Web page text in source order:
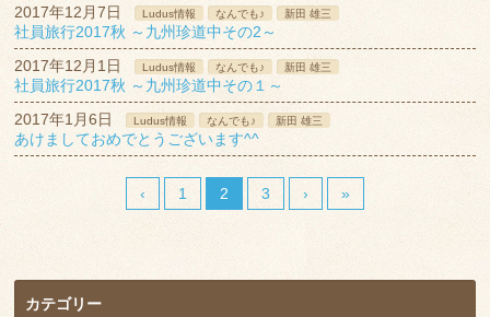
2017年12月7日 Ludus情報 なんでも♪ 新田 雄三
社員旅行2017秋 ～九州珍道中その2～
2017年12月1日
Ludus情報 なんでも♪ 新田 雄三
社員旅行2017秋 ～九州珍道中その１～
2017年1月6日
Ludus情報 なんでも♪ 新田 雄三
あけましておめでとうございます^^
‹ 1 2 3 › »
カテゴリー